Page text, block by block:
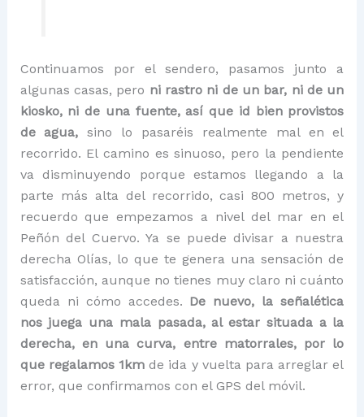
Continuamos por el sendero, pasamos junto a
algunas casas, pero ni rastro ni de un bar, ni de un
kiosko, ni de una fuente, así que id bien provistos
de agua, sino lo pasaréis realmente mal en el
recorrido. El camino es sinuoso, pero la pendiente
va disminuyendo porque estamos llegando a la
parte más alta del recorrido, casi 800 metros, y
recuerdo que empezamos a nivel del mar en el
Peñón del Cuervo. Ya se puede divisar a nuestra
derecha Olías, lo que te genera una sensación de
satisfacción, aunque no tienes muy claro ni cuánto
queda ni cómo accedes. De nuevo, la señalética
nos juega una mala pasada, al estar situada a la
derecha, en una curva, entre matorrales, por lo
que regalamos 1km de ida y vuelta para arreglar el
error, que confirmamos con el GPS del móvil.